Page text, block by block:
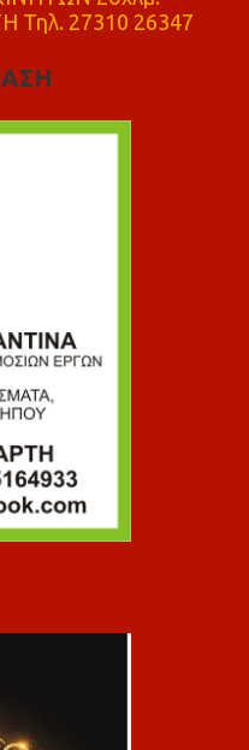
Τηλ. 27310 26347